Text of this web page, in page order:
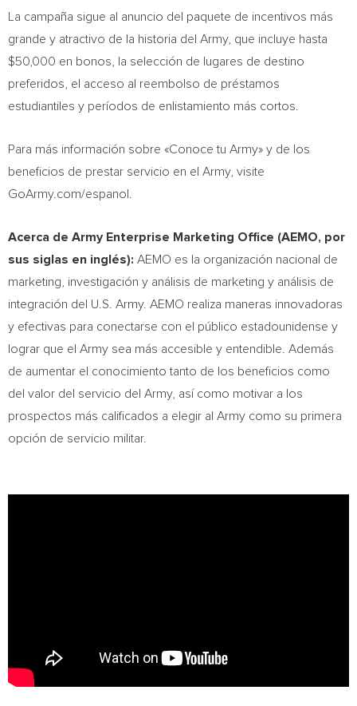
La campaña sigue al anuncio del paquete de incentivos más
grande y atractivo de la historia del Army, que incluye hasta
$50 ,000 en bonos, la selección de lugares de destino
preferidos, el acceso al reembolso de préstamos
estudiantiles y períodos de enlistamiento más cortos.
Para más información sobre «Conoce tu Army» y de los
beneficios de prestar servicio en el Army, visite
GoArmy.com/espanol.
Acerca de Army Enterprise Marketing Office (AEMO, por
sus siglas en inglés): AEMO es la organización nacional de
marketing, investigación y análisis de marketing y análisis de
integración del U.S. Army. AEMO realiza maneras innovadoras
y efectivas para conectarse con el público estadounidense y
lograr que el Army sea más accesible y entendible. Además
de aumentar el conocimiento tanto de los beneficios como
del valor del servicio del Army, así como motivar a los
prospectos más calificados a elegir al Army como su primera
opción de servicio militar.